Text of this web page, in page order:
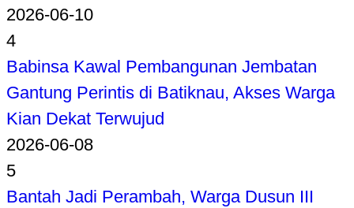
2026-06-10
4
Babinsa Kawal Pembangunan Jembatan
Gantung Perintis di Batiknau, Akses Warga
Kian Dekat Terwujud
2026-06-08
5
Bantah Jadi Perambah, Warga Dusun III